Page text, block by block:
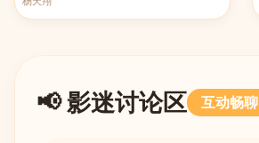
📢 影迷讨论区 互动畅聊